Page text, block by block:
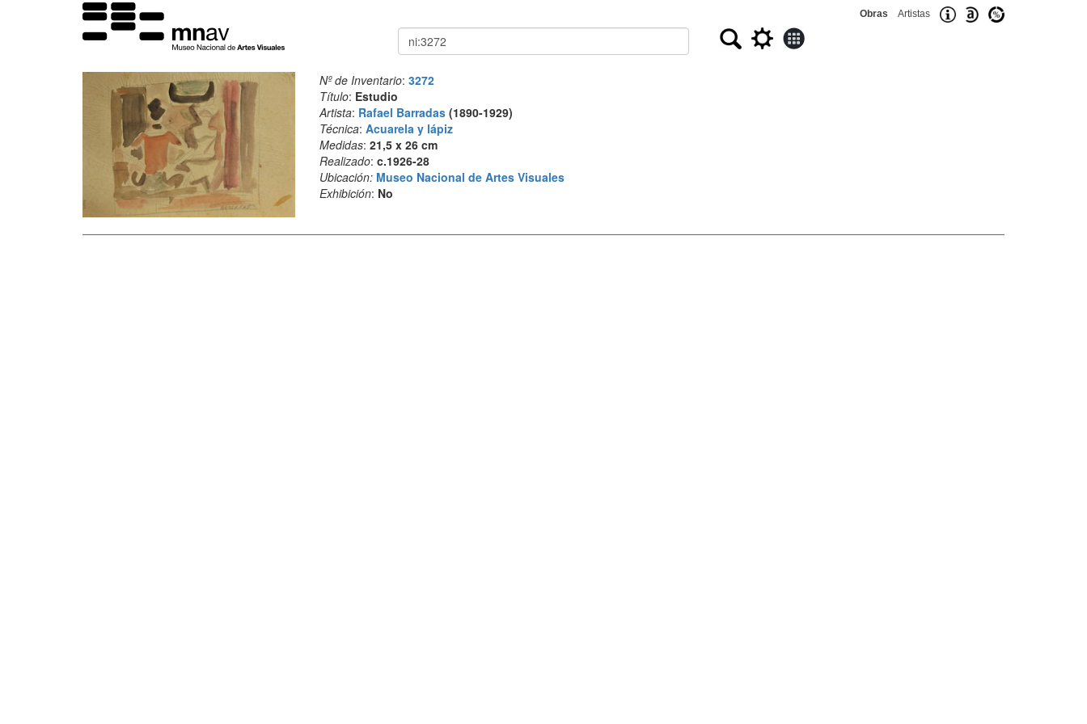
Obras Artistas
Buscar
Nº de Inventario: 3272
Título: Estudio
Artista: Rafael Barradas(1890-1929)
Técnica: Acuarela y lápiz
Medidas: 21,5 x 26 cm
Realizado: c.1926-28
Ubicación: Museo Nacional de Artes Visuales
Exhibición: No